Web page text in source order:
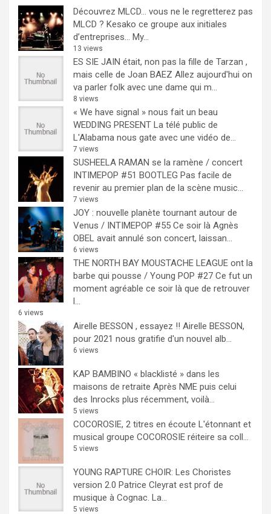
Découvrez MLCD… vous ne le regretterez pas
MLCD ? Kesako ce groupe aux initiales
d’entreprises… My...
13 views
ES SIE JAIN était, non pas la fille de Tarzan ,
mais celle de Joan BAEZ Allez aujourd'hui on
va parler folk avec une dame qui m...
8 views
« We have signal » nous fait un beau
WEDDING PRESENT La télé public de
L'Alabama nous gate avec une vidéo de...
7 views
SUSHEELA RAMAN se la ramène / concert
INTIMEPOP #51 BOOTLEG Pas facile de
revenir au premier plan de la scène music...
7 views
JOY : nouvelle planète tournant autour de
Venus / INTIMEPOP #55 Ce soir là Agnès
OBEL avait annulé son concert, laissan...
6 views
THE NORTH BAY MOUSTACHE LEAGUE ont la
barbe qui pousse / Young POP #27 Ce fut un
moment agréable ce soir là que de retrouver
l...
6 views
Airelle BESSON , essayez !! Airelle BESSON,
pour 2021 nous gratifie d'un nouvel alb...
6 views
KAP BAMBINO « blacklisté » dans les
maisons de retraite Après NME puis celui
des Inrocks plus récemment, voilà...
5 views
COCOROSIE, 2 titres en écoute L'étonnant et
musical groupe COCOROSIE réiteire sa coll...
5 views
YOUNG RAPTURE CHOIR: Les Choristes
version 2.0 Patrice Cleyrat est prof de
musique à Cognac. La...
5 views